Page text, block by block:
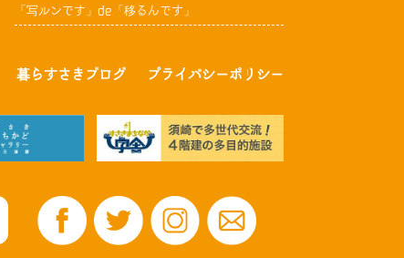
「写ルンです」de「移るんです」
暮らすさきブログ プライバシーポリシー